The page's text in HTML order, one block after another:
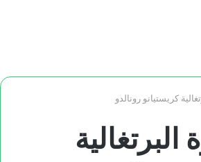
كريستيانو رونالدو
البرتغالية